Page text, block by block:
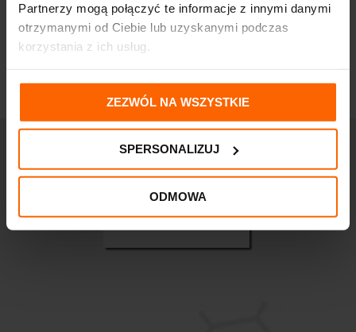
Partnerzy mogą połączyć te informacje z innymi danymi
otrzymanymi od Ciebie lub uzyskanymi podczas
korzystania z ich usług.
ZEZWÓL NA WSZYSTKIE
SPERSONALIZUJ
ODMOWA